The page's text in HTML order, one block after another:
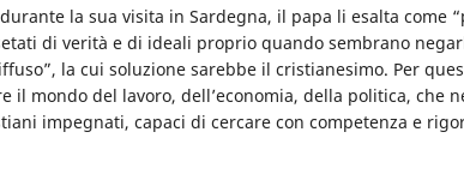
la sua visita in Sardegna, il papa li esalta come
di verità e di ideali proprio quando sembrano
la cui soluzione sarebbe il cristianesimo. Per
il mondo del lavoro, dell’economia, della politica, che
impegnati, capaci di cercare con competenza e